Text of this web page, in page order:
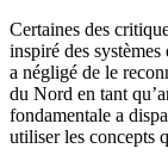
Certaines des
inspiré des
a négligé de le
du Nord en tant
fondamentale a
utiliser les concepts